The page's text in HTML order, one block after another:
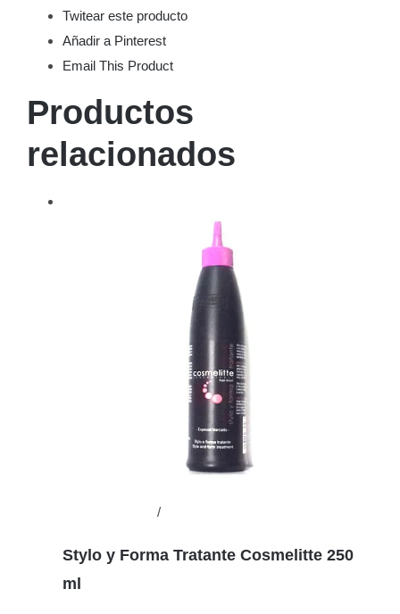
Twitear este producto
Añadir a Pinterest
Email This Product
Productos
relacionados
/
Stylo y Forma Tratante Cosmelitte 250
ml